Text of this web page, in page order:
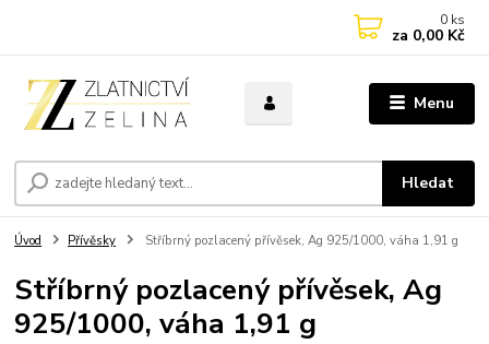
Menu
Hledat
0 ks
za 0,00 Kč
Úvod Přívěsky Stříbrný pozlacený přívěsek, Ag 925/1000, váha 1,91 g
Stříbrný pozlacený přívěsek, Ag
925/1000, váha 1,91 g